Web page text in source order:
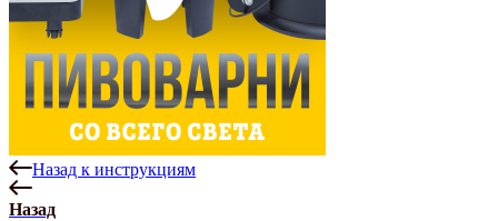
Назад к инструкциям
Назад